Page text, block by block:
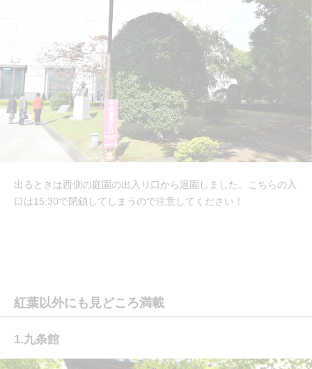
出るときは西側の庭園の出入り口から退園しました。こちらの入
口は15:30で閉鎖してしまうので注意してください！
紅葉以外にも見どころ満載
1.九条館